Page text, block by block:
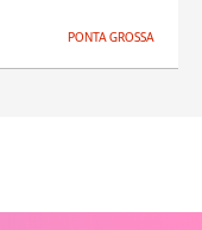
PONTA GROSSA